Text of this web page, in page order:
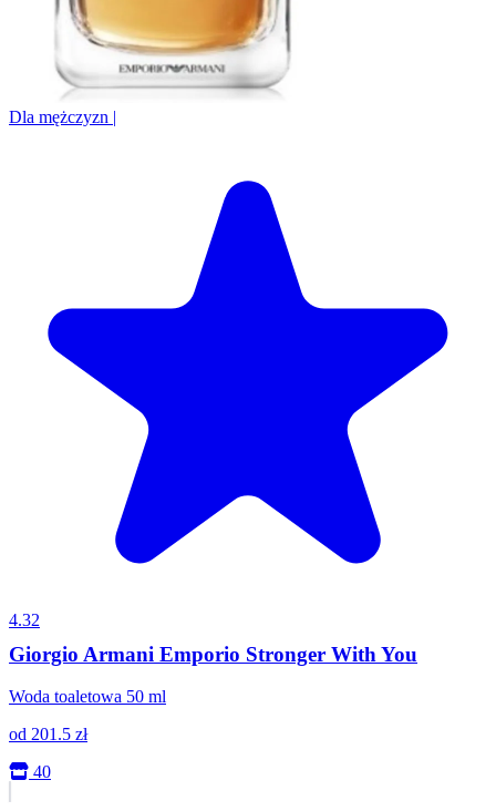
Dla mężczyzn |
4.32
Giorgio Armani Emporio Stronger With You
Woda toaletowa 50 ml
od 201.5 zł
40